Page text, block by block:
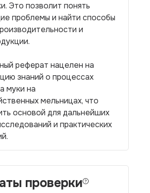
Это позволит понять
проблемы и найти способы
и
реферат нацелен на
знаний о процессах
муки на
мельницах, что
основой для дальнейших
и практических
проверки